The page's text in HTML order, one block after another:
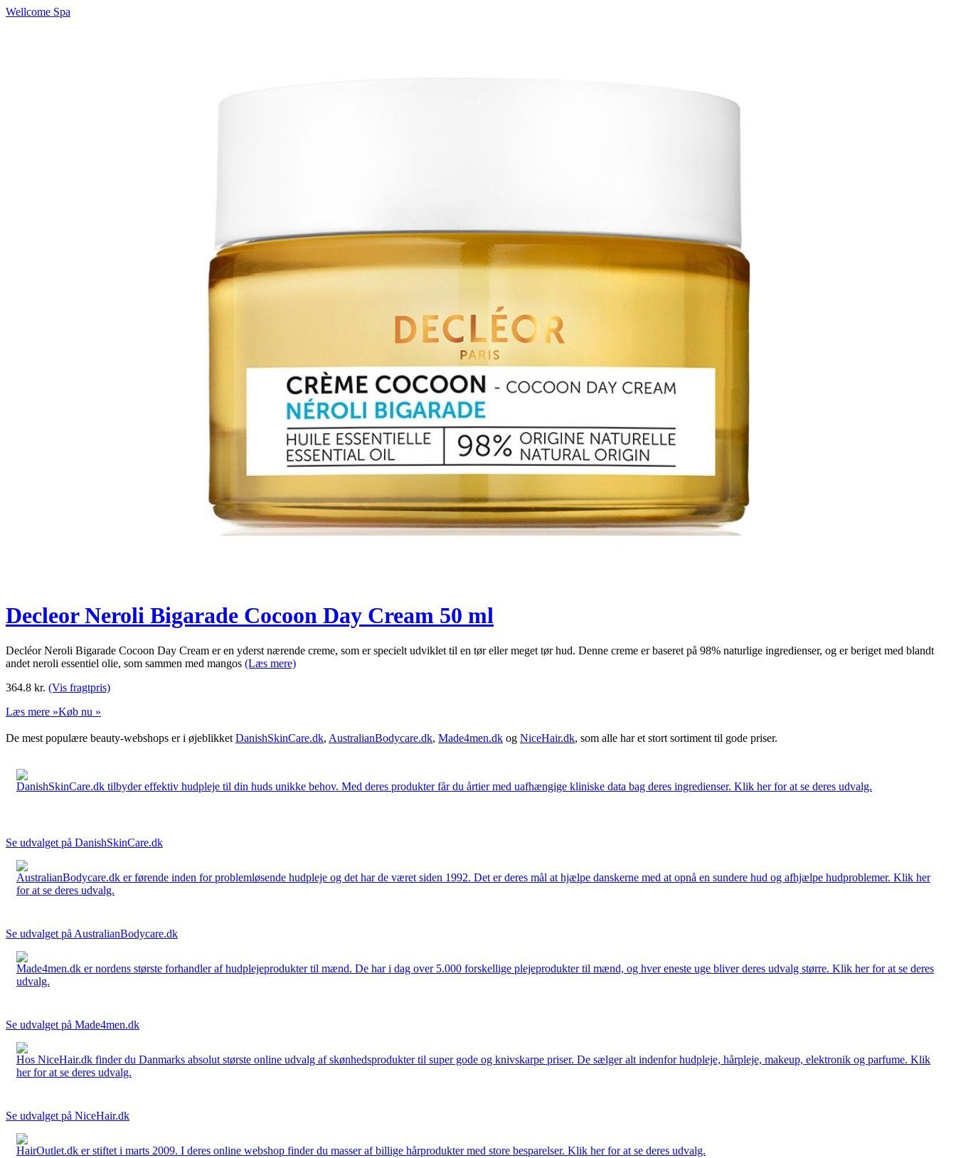
Wellcome Spa
Decleor Neroli Bigarade Cocoon Day Cream 50 ml
Decléor Neroli Bigarade Cocoon Day Cream er en yderst nærende creme, som er specielt udviklet til en tør eller meget tør hud. Denne creme er baseret på 98% naturlige ingredienser, og er beriget med blandt
andet neroli essentiel olie, som sammen med mangos (Læs mere)
364.8 kr. (Vis fragtpris)
Læs mere »Køb nu »
De mest populære beauty-webshops er i øjeblikket DanishSkinCare.dk, AustralianBodycare.dk, Made4men.dk og NiceHair.dk, som alle har et stort sortiment til gode priser.
DanishSkinCare.dk tilbyder effektiv hudpleje til din huds unikke behov. Med deres produkter får du årtier med uafhængige kliniske data bag deres ingredienser. Klik her for at se deres udvalg.
Se udvalget på DanishSkinCare.dk
AustralianBodycare.dk er førende inden for problemløsende hudpleje og det har de været siden 1992. Det er deres mål at hjælpe danskerne med at opnå en sundere hud og afhjælpe hudproblemer. Klik her
for at se deres udvalg.
Se udvalget på AustralianBodycare.dk
Made4men.dk er nordens største forhandler af hudplejeprodukter til mænd. De har i dag over 5.000 forskellige plejeprodukter til mænd, og hver eneste uge bliver deres udvalg større. Klik her for at se deres
udvalg.
Se udvalget på Made4men.dk
Hos NiceHair.dk finder du Danmarks absolut største online udvalg af skønhedsprodukter til super gode og knivskarpe priser. De sælger alt indenfor hudpleje, hårpleje, makeup, elektronik og parfume. Klik
her for at se deres udvalg.
Se udvalget på NiceHair.dk
HairOutlet.dk er stiftet i marts 2009. I deres online webshop finder du masser af billige hårprodukter med store besparelser. Klik her for at se deres udvalg.